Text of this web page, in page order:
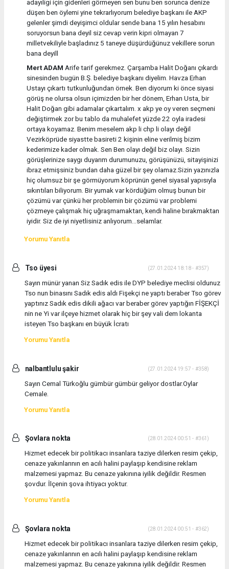
adayıligi için gidenleri görmeyen sen bunu ben sorunca denize
düşen ben öylemi yine tekrarlıyorum belediye başkanı ile AKP
gelenler şimdi deyişimci oldular sende bana 15 yılın hesabını
soruyorsun bana deyil siz cevap verin kipri olmayan 7
milletvekiliyle başladınız 5 taneye düşürdüğünuz vekillere sorun
bana deyill
Mert ADAM Arife tarif gerekmez. Çarşamba Halit Doğanı çıkardı
sinesinden bugün B.Ş. belediye başkanı diyelim. Havza Erhan
Ustayı çıkartı tutkunluğundan örnek. Ben diyorum ki önce siyasi
görüş ne olursa olsun içimizden bir her dönem, Erhan Usta, bir
Halit Doğan gibi adamalar çıkartalım. x akp ye oy veren seçmeni
değiştirmek zor bu tablo da muhalefet yüzde 22 oyla iradesi
ortaya koyamaz. Benim meselem akp li chp li olayı değil
Vezirköprüde siyastte basireti 2 kişinin eline verilmiş bizim
kederimize kader olmak. Sen Ben olayı değil biz olayı. Sizin
görüşlerinize saygı duyarım durumunuzu, görüşünüzü, sitayişinizi
ibraz etmişsiniz bundan daha güzel bir şey olamaz.Sizin yazınızla
hiç olumsuz bir şe görmüyorum köprünün genel siyasal yapısıyla
sıkıntıları biliyorum. Bir yumak var kördüğüm olmuş bunun bir
çözümü var çünkü her problemin bir çözümü var problemi
çözmeye çalışmak hiç uğraşmamaktan, kendi haline bırakmaktan
iyidir. Siz de iyi niyetlisiniz anlıyorum...selamlar.
Yorumu Yanıtla
Tso üyesi (27.01.2024 18:18 - #357)
Sayın münür yanan Siz Sadık edis ile DYP belediye meclisi oldunuz
Tso nun binasını Sadık edis aldı Fişekçi ne yaptı beraber Tso görev
yaptınız Sadık edis dikili ağacı var beraber görev yaptığın FİŞEKÇİ
nin ne Yi var ilçeye hizmet olarak hiç bir şey vali dem lokanta
isteyen Tso başkanı en büyük İcratı
Yorumu Yanıtla
nalbantlulu şakir (27.01.2024 19:57 - #358)
Sayın Cemal Türkoğlu gümbür gümbür geliyor dostlar.Oylar
Cemale.
Yorumu Yanıtla
Şovlara nokta (28.01.2024 00:51 - #361)
Hizmet edecek bir politikacı insanlara taziye dilerken resim çekip,
cenaze yakınlarının en acılı halini paylaşıp kendisine reklam
malzemesi yapmaz. Bu cenaze yakınına iyilik değildir. Resmen
şovdur. İlçenin şova ihtiyacı yoktur.
Yorumu Yanıtla
Şovlara nokta (28.01.2024 00:51 - #362)
Hizmet edecek bir politikacı insanlara taziye dilerken resim çekip,
cenaze yakınlarının en acılı halini paylaşıp kendisine reklam
malzemesi yapmaz. Bu cenaze yakınına iyilik değildir. Resmen